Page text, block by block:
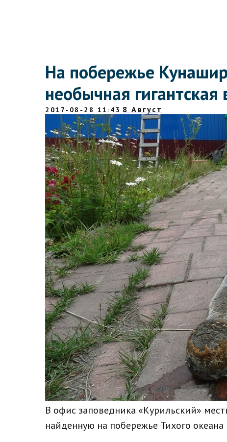
На побережье
необычная гигантская
2017-08-28 11:43 8 Август
В офис заповедника «Курильский»
найденную на побережье Тихого